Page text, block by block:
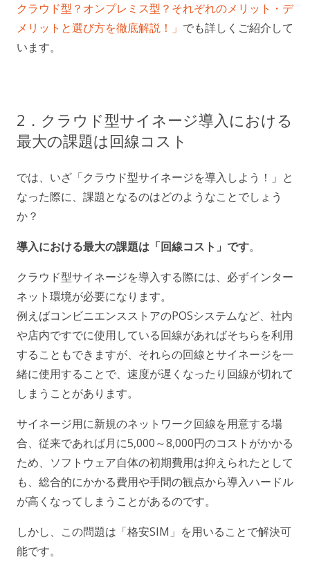
クラウド型？オンプレミス型？それぞれのメリット・デ
メリットと選び方を徹底解説！」 でも詳しくご紹介して
います。
2．クラウド型サイネージ導入における
最大の課題は回線コスト
では、いざ「クラウド型サイネージを導入しよう！」と
なった際に、課題となるのはどのようなことでしょう
か？
導入における最大の課題は「回線コスト」です。
クラウド型サイネージを導入する際には、必ずインター
ネット環境が必要になります。
例えばコンビニエンスストアのPOSシステムなど、社内
や店内ですでに使用している回線があればそちらを利用
することもできますが、それらの回線とサイネージを一
緒に使用することで、速度が遅くなったり回線が切れて
しまうことがあります。
サイネージ用に新規のネットワーク回線を用意する場
合、従来であれば月に5,000～8,000円のコストがかかる
ため、ソフトウェア自体の初期費用は抑えられたとして
も、総合的にかかる費用や手間の観点から導入ハードル
が高くなってしまうことがあるのです。
しかし、この問題は「格安SIM」を用いることで解決可
能です。